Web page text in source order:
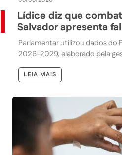
Lídice diz que
Salvador apresenta
Parlamentar utilizou dados do
2026-2029, elaborado pela
LEIA MAIS